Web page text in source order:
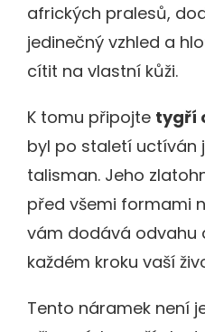
afrických pralesů,
jedinečný vzhled a
cítit na vlastní kůži.
K tomu připojte tygří
byl po staletí uctíván
talisman. Jeho
před všemi formami
vám dodává odvahu
každém kroku vaší
Tento náramek není